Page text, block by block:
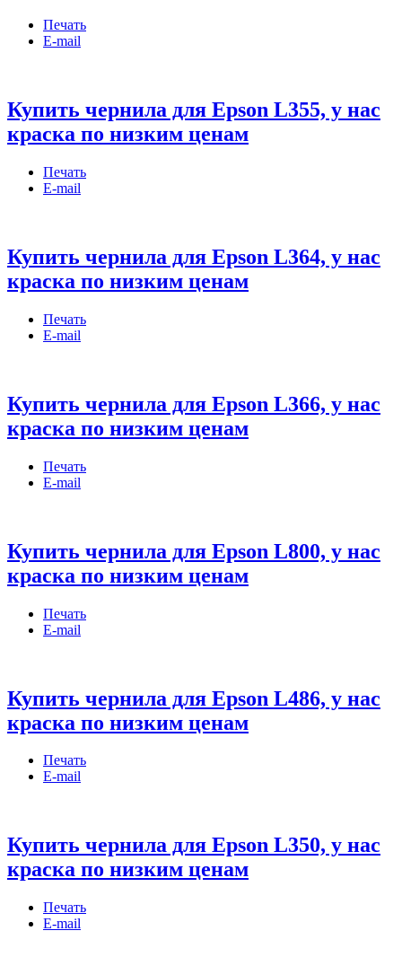
Печать
E-mail
Купить чернила для Epson L355, у нас
краска по низким ценам
Печать
E-mail
Купить чернила для Epson L364, у нас
краска по низким ценам
Печать
E-mail
Купить чернила для Epson L366, у нас
краска по низким ценам
Печать
E-mail
Купить чернила для Epson L800, у нас
краска по низким ценам
Печать
E-mail
Купить чернила для Epson L486, у нас
краска по низким ценам
Печать
E-mail
Купить чернила для Epson L350, у нас
краска по низким ценам
Печать
E-mail